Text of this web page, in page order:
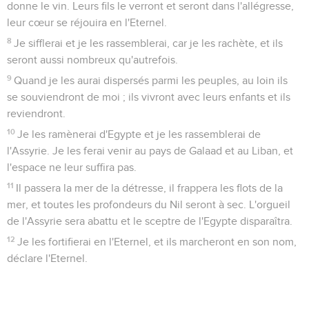
donne le vin. Leurs fils le verront et seront dans l'allégresse,
leur cœur se réjouira en l'Eternel.
8 Je sifflerai et je les rassemblerai, car je les rachète, et ils
seront aussi nombreux qu'autrefois.
9 Quand je les aurai dispersés parmi les peuples, au loin ils
se souviendront de moi ; ils vivront avec leurs enfants et ils
reviendront.
10 Je les ramènerai d'Egypte et je les rassemblerai de
l'Assyrie. Je les ferai venir au pays de Galaad et au Liban, et
l'espace ne leur suffira pas.
11
Il passera la mer de la détresse, il frappera les flots de la
mer, et toutes les profondeurs du Nil seront à sec. L'orgueil
de l'Assyrie sera abattu et le sceptre de l'Egypte disparaîtra.
12 Je les fortifierai en l'Eternel, et ils marcheront en son nom,
déclare l'Eternel.